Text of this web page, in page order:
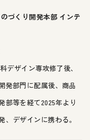
づくり開発本部 インテ
デザイン専攻修了後、
発部門に配属後、商品
部等を経て2025年より
デザインに携わる。